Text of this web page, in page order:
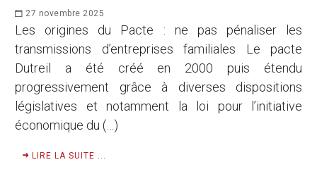
27 novembre 2025
Les origines du Pacte : ne pas pénaliser les
transmissions d’entreprises familiales Le pacte
Dutreil a été créé en 2000 puis étendu
progressivement grâce à diverses dispositions
législatives et notamment la loi pour l’initiative
économique du (…)
LIRE LA SUITE ...